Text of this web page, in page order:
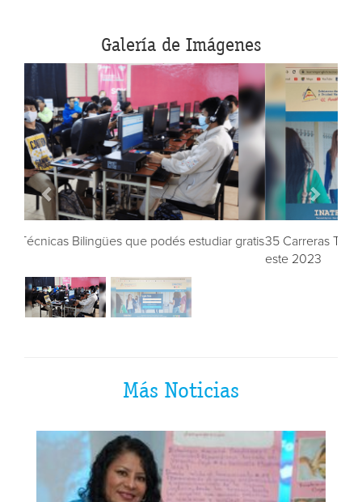
Galería de Imágenes
35 Carreras Técnicas Bilingües que podés estudiar gratis
Más Noticias